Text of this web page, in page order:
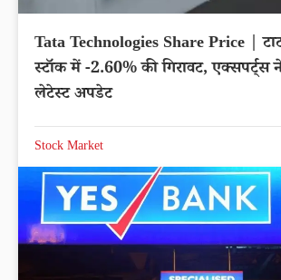
Tata Technologies Share Price |
स्टॉक में -2.60% की गिरावट, एक्सपर्ट्स
लेटेस्ट अपडेट
Stock Market